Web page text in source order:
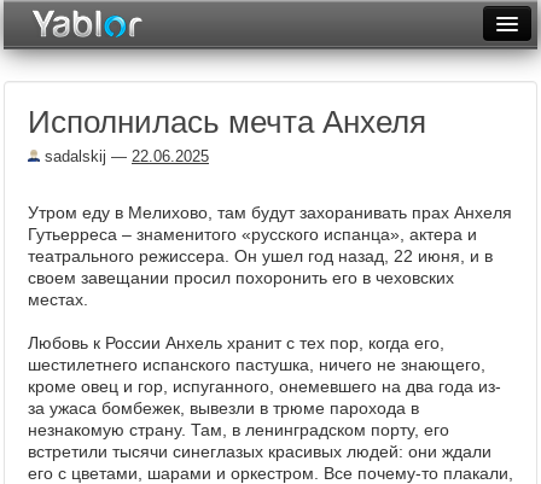
Неделя
Рейтинги
Архив
Видеотоп
Исполнилась мечта Анхеля
sadalskij — 22.06.2025
Утром еду в Мелихово, там будут захоранивать прах Анхеля
Гутьерреса – знаменитого «русского испанца», актера и
театрального режиссера. Он ушел год назад, 22 июня, и в
своем завещании просил похоронить его в чеховских
местах.
Любовь к России Анхель хранит с тех пор, когда его,
шестилетнего испанского пастушка, ничего не знающего,
кроме овец и гор, испуганного, онемевшего на два года из-
за ужаса бомбежек, вывезли в трюме парохода в
незнакомую страну. Там, в ленинградском порту, его
встретили тысячи синеглазых красивых людей: они ждали
его с цветами, шарами и оркестром. Все почему-то плакали,